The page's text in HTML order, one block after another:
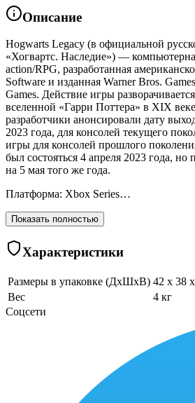
Описание
Hogwarts Legacy (в официальной
«Хогвартс. Наследие») —
action/RPG, разработанная
Software и изданная Warner Bros.
Games. Действие игры
вселенной «Гарри Поттера» в XIX
разработчики анонсировали дату
2023 года, для консолей текущего
игры для консолей прошлого
был состояться 4 апреля 2023 года, но
на 5 мая того же года.
Платформа: Xbox Series…
Показать полностью
Характеристики
Размеры в упаковке (ДхШхВ) 42 x 38
Вес
4 кг
Соцсети